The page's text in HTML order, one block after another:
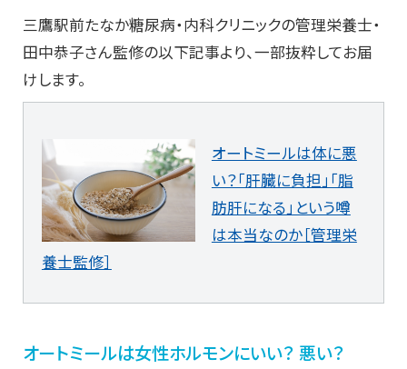
三鷹駅前たなか糖尿病・内科クリニックの管理栄養士・
田中恭子さん監修の以下記事より、一部抜粋してお届
けします。
オートミールは体に悪
い？「肝臓に負担」「脂
肪肝になる」という噂
は本当なのか［管理栄
養士監修］
オートミールは女性ホルモンにいい？ 悪い？